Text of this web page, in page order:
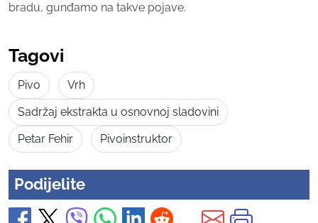
bradu, gunđamo na takve pojave.
Tagovi
Pivo
Vrh
Sadržaj ekstrakta u osnovnoj sladovini
Petar Fehir
Pivoinstruktor
Podijelite